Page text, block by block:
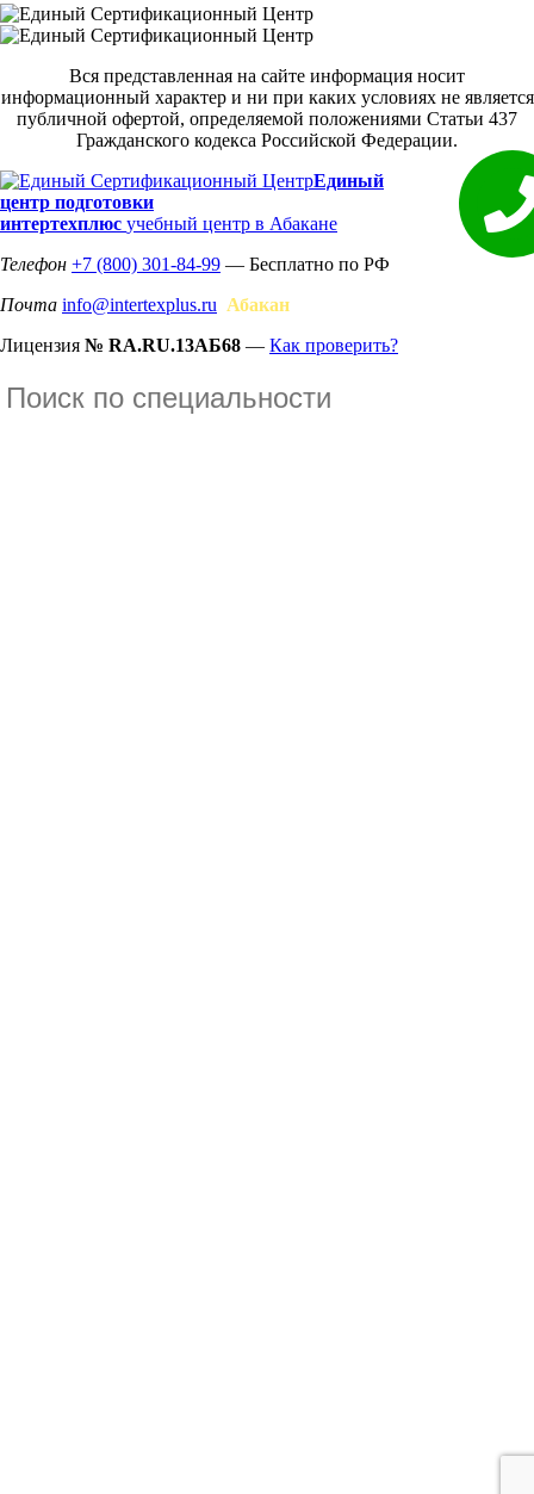
Вся представленная на сайте информация носит
информационный характер и ни при каких условиях не является
публичной офертой, определяемой положениями Статьи 437
Гражданского кодекса Российской Федерации.
Единый
центр подготовки
интертехплюс учебный центр в Абакане
Телефон +7 (800) 301-84-99 — Бесплатно по РФ
Почта info@intertexplus.ru Абакан
Лицензия № RA.RU.13АБ68 — Как проверить?